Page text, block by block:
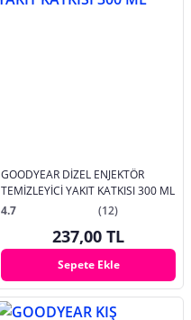
GOODYEAR DİZEL ENJEKTÖR
TEMİZLEYİCİ YAKIT KATKISI 300 ML
4.7
(12)
237,00 TL
Sepete Ekle